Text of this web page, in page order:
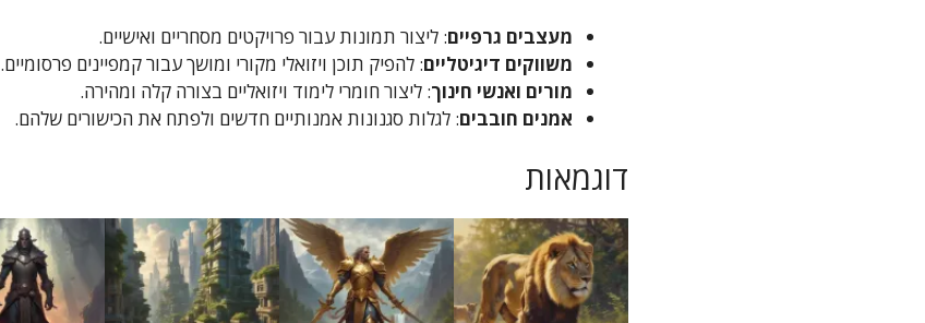
מעצבים גרפיים: ליצור תמונות עבור פרויקטים מסחריים ואישיים.
משווקים דיגיטליים: להפיק תוכן ויזואלי מקורי ומושך עבור קמפיינים פרסומיים.
מורים ואנשי חינוך: ליצור חומרי לימוד ויזואליים בצורה קלה ומהירה.
אמנים חובבים: לגלות סגנונות אמנותיים חדשים ולפתח את הכישורים שלהם.
דוגמאות